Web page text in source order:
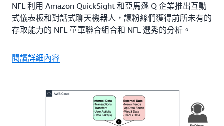
NFL 利用 Amazon QuickSight 和亞馬遜 Q 企業推出互動
式儀表板和對話式聊天機器人，讓粉絲們獲得前所未有的
存取能力的 NFL 童軍聯合組合和 NFL 選秀的分析。
閱讀詳細內容